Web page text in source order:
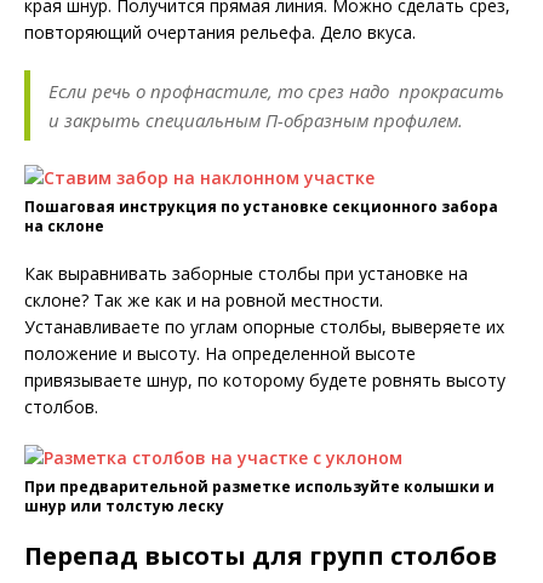
края шнур. Получится прямая линия. Можно сделать срез,
повторяющий очертания рельефа. Дело вкуса.
Если речь о профнастиле, то срез надо прокрасить
и закрыть специальным П-образным профилем.
Пошаговая инструкция по установке секционного забора
на склоне
Как выравнивать заборные столбы при установке на
склоне? Так же как и на ровной местности.
Устанавливаете по углам опорные столбы, выверяете их
положение и высоту. На определенной высоте
привязываете шнур, по которому будете ровнять высоту
столбов.
При предварительной разметке используйте колышки и
шнур или толстую леску
Перепад высоты для групп столбов